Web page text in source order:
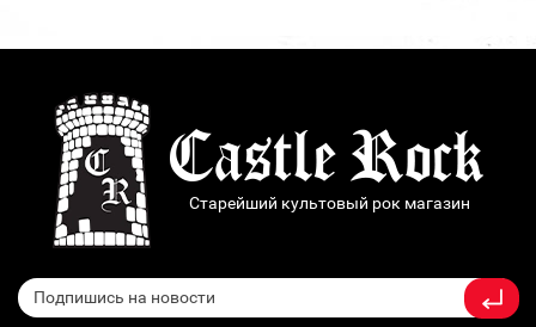
Старейший культовый рок магазин